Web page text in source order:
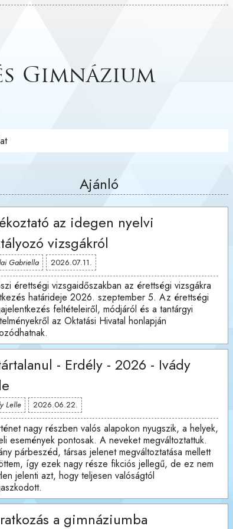
Gimnázium
Ajánló
az idegen nyelvi
vizsgákról
Gabriella 2026.07.11.
érettségi vizsgaidőszakban az érettségi vizsgákra
határideje 2026. szeptember 5. Az érettségi
feltételeiről, módjáról és a tantárgyi
az Oktatási Hivatal honlapján
- Erdély - 2026 - Ivády
Lelle 2026.06.22.
nagy részben valós alapokon nyugszik, a helyek,
események pontosak. A neveket megváltoztattuk.
párbeszéd, társas jelenet megváltoztatása mellett
így ezek nagy része fikciós jellegű, de ez nem
jelenti azt, hogy teljesen valóságtól
a gimnáziumba